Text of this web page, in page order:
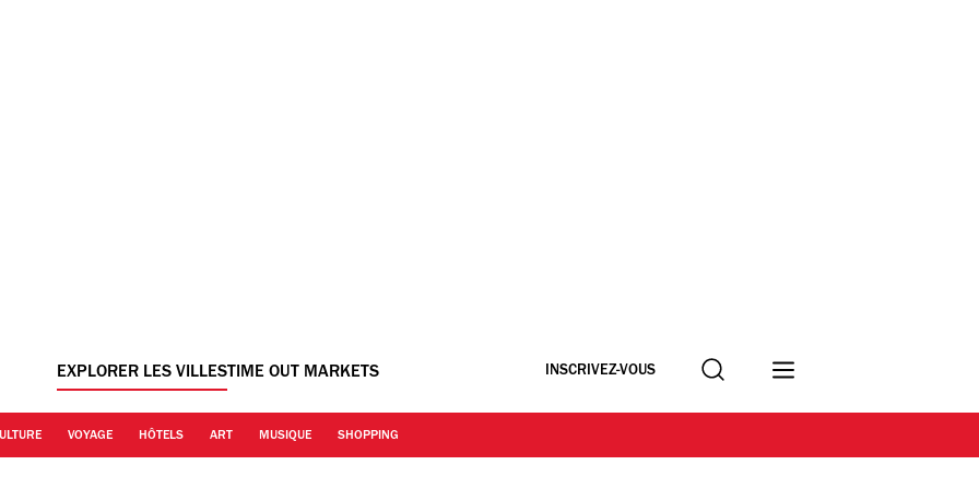
EXPLORER LES VILLESTIME OUT MARKETS INSCRIVEZ-VOUS Recherche
VOYAGE HÔTELS ART MUSIQUE SHOPPING